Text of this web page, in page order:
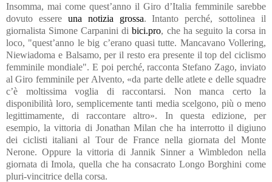
Insomma, mai come quest’anno il Giro d’Italia femminile sarebbe
dovuto essere una notizia grossa. Intanto perché, sottolinea il
giornalista Simone Carpanini dibici.pro, che ha seguito la corsa in
loco, "quest’anno le big c’erano quasi tutte. Mancavano Vollering,
Niewiadoma e Balsamo, per il resto era presente il top del ciclismo
femminile mondiale". E poi perché, racconta Stefano Zago, inviato
al Giro femminile per Alvento, «da parte delle atlete e delle squadre
c’è moltissima voglia di raccontarsi. Non manca certo la
disponibilità loro, semplicemente tanti media scelgono, più o meno
legittimamente, di raccontare altro». In questa edizione, per
esempio, la vittoria di Jonathan Milan che ha interrotto il digiuno
dei ciclisti italiani al Tour de France nella giornata del Monte
Nerone. Oppure la vittoria di Jannik Sinner a Wimbledon nella
giornata di Imola, quella che ha consacrato Longo Borghini come
pluri-vincitrice della corsa.